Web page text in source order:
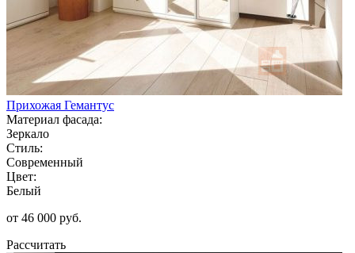
Прихожая Гемантус
Материал фасада:
Зеркало
Стиль:
Современный
Цвет:
Белый
от 46 000 руб.
Рассчитать